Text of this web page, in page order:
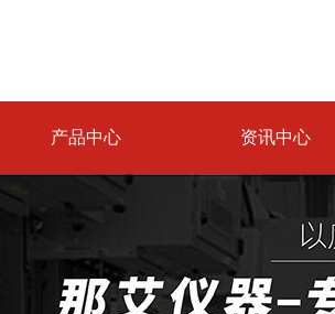
产品中心 资讯中心